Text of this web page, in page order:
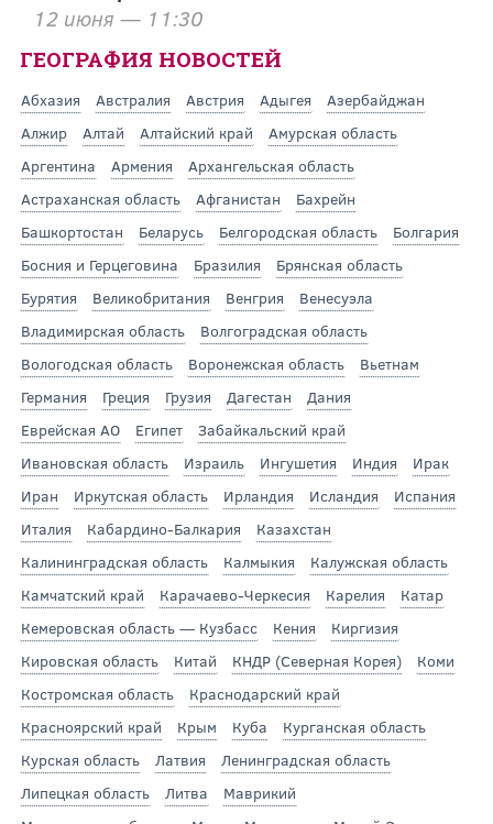
12 июня — 11:30
ГЕОГРАФИЯ НОВОСТЕЙ
Абхазия Австралия Австрия Адыгея
Азербайджан
Алжир
Алтай Алтайский край
Амурская область
Аргентина
Армения
Архангельская область
Астраханская область
Афганистан
Бахрейн
Башкортостан
Беларусь Белгородская область
Болгария
Босния и Герцеговина
Бразилия
Брянская область
Бурятия
Великобритания Венгрия
Венесуэла
Владимирская область
Волгоградская область
Вологодская область
Воронежская область
Вьетнам
Германия
Греция Грузия Дагестан
Дания
Еврейская АО
Египет
Забайкальский край
Ивановская область
Израиль Ингушетия Индия
Ирак
Иран
Иркутская область Ирландия Исландия
Испания
Италия
Кабардино-Балкария
Казахстан
Калининградская область
Калмыкия
Калужская область
Камчатский край
Карачаево-Черкесия Карелия
Катар
Кемеровская область — Кузбасс
Кения
Киргизия
Кировская область
Китай КНДР (Северная Корея)
Коми
Костромская область
Краснодарский край
Красноярский край
Крым Куба
Курганская область
Курская область
Латвия
Ленинградская область
Липецкая область
Литва
Маврикий